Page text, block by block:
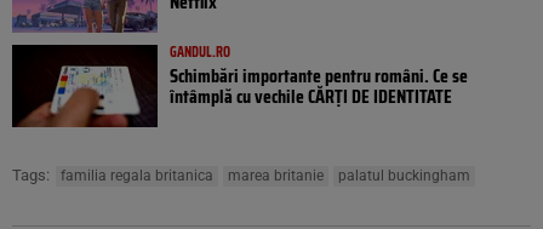
GANDUL.RO
Schimbări importante pentru români. Ce se
întâmplă cu vechile CĂRȚI DE IDENTITATE
Tags: familia regala britanica marea britanie palatul buckingham